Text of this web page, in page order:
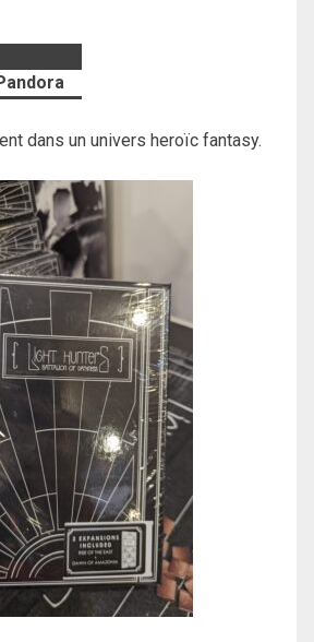
dans un univers heroïc fantasy.